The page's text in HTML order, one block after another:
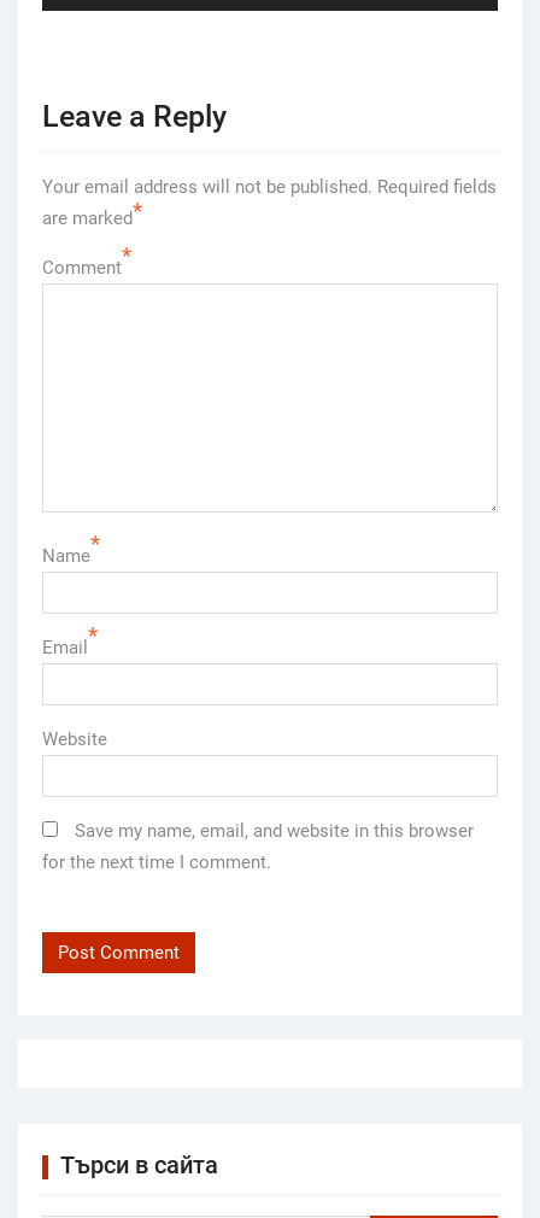
Leave a Reply
Your email address will not be published. Required fields
are marked*
Comment*
Name*
Email *
Website
Save my name, email, and website in this browser
for the next time I comment.
Търси в сайта